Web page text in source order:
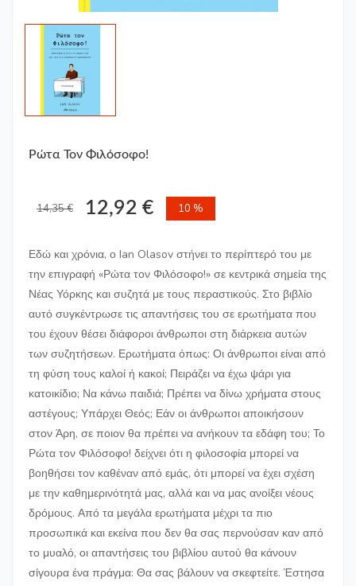
Ρώτα Τον Φιλόσοφο!
14,35 € 12,92 € 10 %
Εδώ και χρόνια, ο Ian Olasov στήνει το περίπτερό του με
την επιγραφή «Ρώτα τον Φιλόσοφο!» σε κεντρικά σημεία της
Νέας Υόρκης και συζητά με τους περαστικούς. Στο βιβλίο
αυτό συγκέντρωσε τις απαντήσεις του σε ερωτήματα που
του έχουν θέσει διάφοροι άνθρωποι στη διάρκεια αυτών
των συζητήσεων. Ερωτήματα όπως: Οι άνθρωποι είναι από
τη φύση τους καλοί ή κακοί; Πειράζει να έχω ψάρι για
κατοικίδιο; Να κάνω παιδιά; Πρέπει να δίνω χρήματα στους
αστέγους; Υπάρχει Θεός; Εάν οι άνθρωποι αποικήσουν
στον Άρη, σε ποιον θα πρέπει να ανήκουν τα εδάφη του; Το
Ρώτα τον Φιλόσοφο! δείχνει ότι η φιλοσοφία μπορεί να
βοηθήσει τον καθέναν από εμάς, ότι μπορεί να έχει σχέση
με την καθημερινότητά μας, αλλά και να μας ανοίξει νέους
δρόμους. Από τα μεγάλα ερωτήματα μέχρι τα πιο
προσωπικά και εκείνα που δεν θα σας περνούσαν καν από
το μυαλό, οι απαντήσεις του βιβλίου αυτού θα κάνουν
σίγουρα ένα πράγμα: Θα σας βάλουν να σκεφτείτε. Έστησα